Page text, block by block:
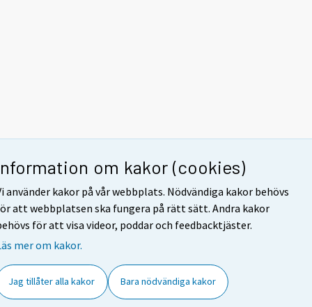
om kakor (cookies)
använder kakor på vår webbplats. Nödvändiga kakor behövs
att webbplatsen ska fungera på rätt sätt. Andra kakor
för att visa videor, poddar och feedbacktjäster.
mer om kakor.
Jag tillåter alla kakor Bara nödvändiga kakor